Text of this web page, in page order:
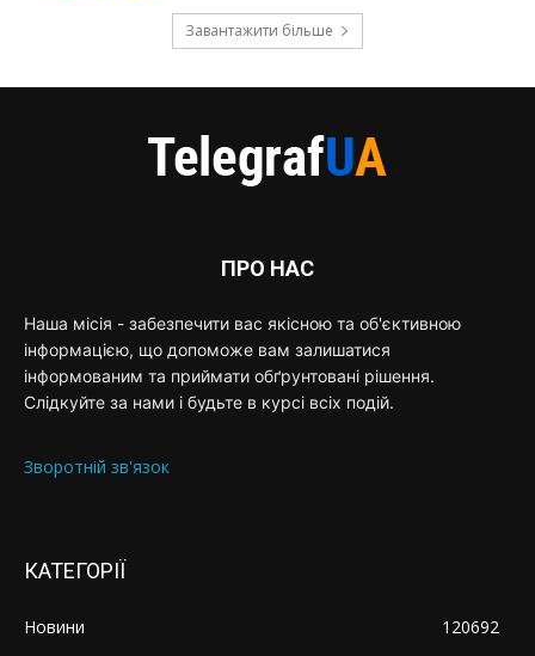
Завантажити більше
ПРО НАС
Наша місія - забезпечити вас якісною та об'єктивною
інформацією, що допоможе вам залишатися
інформованим та приймати обґрунтовані рішення.
Слідкуйте за нами і будьте в курсі всіх подій.
Зворотній зв'язок
КАТЕГОРІЇ
Новини
120692